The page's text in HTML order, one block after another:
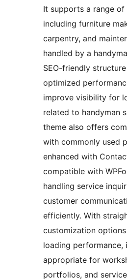
It supports a range
including furniture
carpentry, and
handled by a
SEO-friendly
optimized
improve visibility for
related to handyman
theme also offers
with commonly used
enhanced with
compatible with
handling service
customer
efficiently. With
customization
loading performance,
appropriate for
portfolios, and